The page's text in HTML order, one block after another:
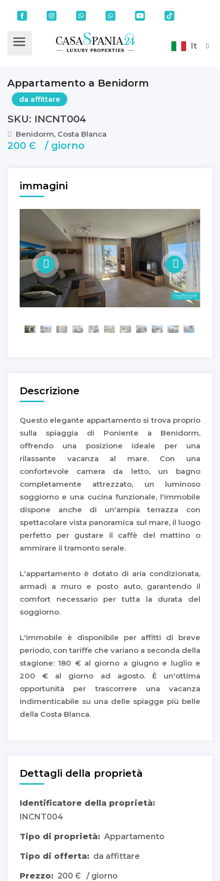
It
Appartamento a Benidorm
da affittare
SKU: INCNT004
Benidorm, Costa Blanca
200 Є / giorno
immagini
Descrizione
Questo elegante appartamento si trova proprio
sulla spiaggia di Poniente a Benidorm,
offrendo una posizione ideale per una
rilassante vacanza al mare. Con una
confortevole camera da letto, un bagno
completamente attrezzato, un luminoso
soggiorno e una cucina funzionale, l'immobile
dispone anche di un'ampia terrazza con
spettacolare vista panoramica sul mare, il luogo
perfetto per gustare il caffè del mattino o
ammirare il tramonto serale.
L'appartamento è dotato di aria condizionata,
armadi a muro e posto auto, garantendo il
comfort necessario per tutta la durata del
soggiorno.
L'immobile è disponibile per affitti di breve
periodo, con tariffe che variano a seconda della
stagione: 180 € al giorno a giugno e luglio e
200 € al giorno ad agosto. È un'ottima
opportunità per trascorrere una vacanza
indimenticabile su una delle spiagge più belle
della Costa Blanca.
Dettagli della proprietà
Identificatore della proprietà:
INCNT004
Tipo di proprietà: Appartamento
Tipo di offerta: da affittare
Prezzo: 200 Є / giorno